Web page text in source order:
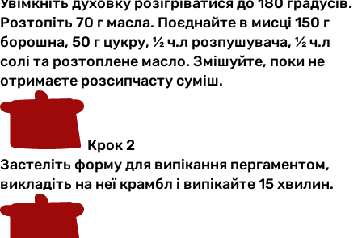
Розтопіть 70 г масла. Поєднайте в мисці 150 г
борошна, 50 г цукру, ½ ч.л розпушувача, ½ ч.л
солі та розтоплене масло. Змішуйте, поки не
отримаєте розсипчасту суміш.
Крок 2
Застеліть форму для випікання пергаментом,
викладіть на неї крамбл і випікайте 15 хвилин.